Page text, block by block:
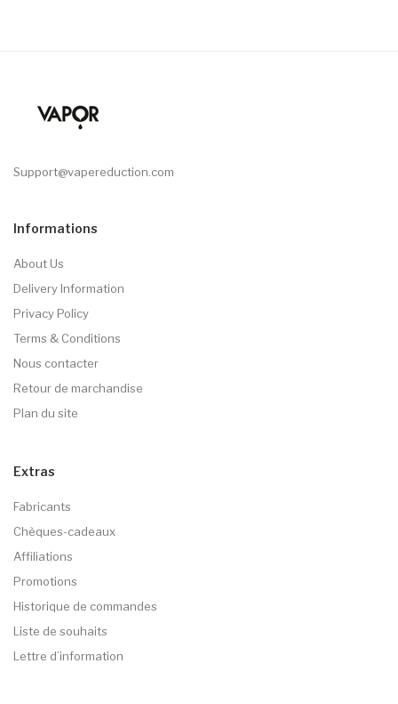
Support@vapereduction.com
Informations
About Us
Delivery Information
Privacy Policy
Terms & Conditions
Nous contacter
Retour de marchandise
Plan du site
Extras
Fabricants
Chèques-cadeaux
Affiliations
Promotions
Historique de commandes
Liste de souhaits
Lettre d’information